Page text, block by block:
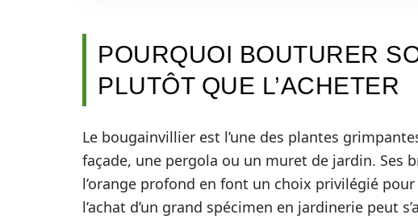
POURQUOI BOUTURER
PLUTÔT QUE L’ACHETER
Le bougainvillier est l’une des plantes
façade, une pergola ou un muret de jardin. Ses
l’orange profond en font un choix privilégié
l’achat d’un grand spécimen en jardinerie peut